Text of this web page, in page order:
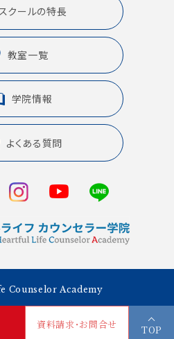
資料請求・お問合せ TOP
クールの特長
教室一覧
学院情報
よくある質問
Counselor Academy